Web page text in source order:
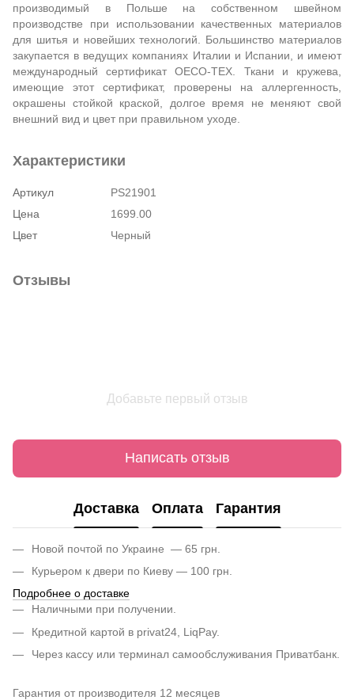
производимый в Польше на собственном швейном
производстве при использовании качественных материалов
для шитья и новейших технологий. Большинство материалов
закупается в ведущих компаниях Италии и Испании, и имеют
международный сертификат OECO-TEX. Ткани и кружева,
имеющие этот сертификат, проверены на аллергенность,
окрашены стойкой краской, долгое время не меняют свой
внешний вид и цвет при правильном уходе.
Характеристики
Артикул
PS21901
Цена
1699.00
Цвет
Черный
Отзывы
Добавьте первый отзыв
Написать отзыв
Доставка Оплата Гарантия
Новой почтой по Украине — 65 грн.
Курьером к двери по Киеву — 100 грн.
Подробнее о доставке
Наличными при получении.
Кредитной картой в privat24, LiqPay.
Через кассу или терминал самообслуживания Приватбанк.
Гарантия от производителя 12 месяцев